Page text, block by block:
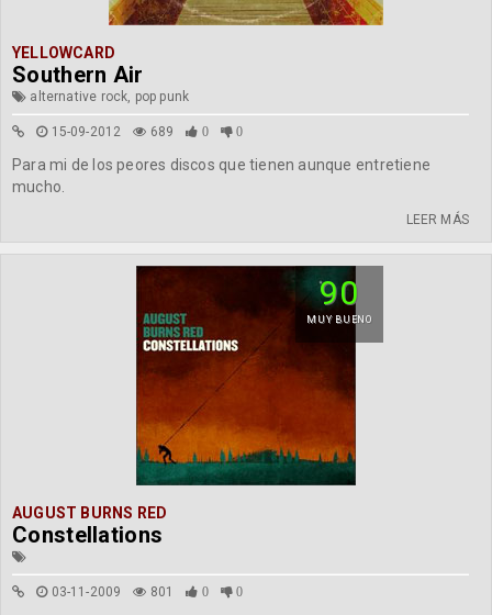
YELLOWCARD
Southern Air
alternative rock, pop punk
15-09-2012 689 0 0
Para mi de los peores discos que tienen aunque entretiene
mucho.
LEER MÁS
90
MUY BUENO
AUGUST BURNS RED
Constellations
03-11-2009 801 0 0